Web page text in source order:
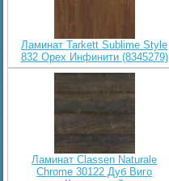
Ламинат Tarkett Sublime Style
832 Орех Инфинити (8345279)
Ламинат Classen Naturale
Chrome 30122 Дуб Виго